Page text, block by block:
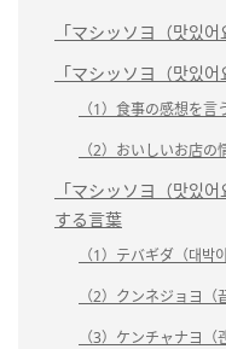
「マシッソヨ（맛있
「マシッソヨ（맛있
（1）食事の感想を言
（2）おいしいお店
「マシッソヨ（맛있
する言葉
（1）テバギダ（대박이
（2）クンネジョヨ（
（3）ケンチャナヨ（